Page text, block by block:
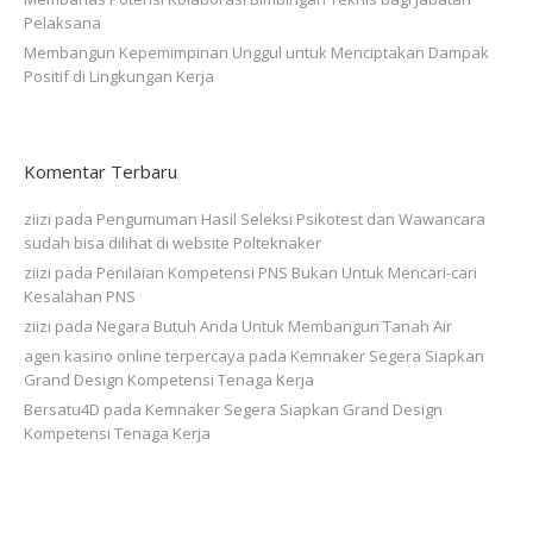
Pelaksana
Membangun Kepemimpinan Unggul untuk Menciptakan Dampak
Positif di Lingkungan Kerja
Komentar Terbaru
ziizi pada Pengumuman Hasil Seleksi Psikotest dan Wawancara
sudah bisa dilihat di website Polteknaker
ziizi pada Penilaian Kompetensi PNS Bukan Untuk Mencari-cari
Kesalahan PNS
ziizi pada Negara Butuh Anda Untuk Membangun Tanah Air
agen kasino online terpercaya pada Kemnaker Segera Siapkan
Grand Design Kompetensi Tenaga Kerja
Bersatu4D pada Kemnaker Segera Siapkan Grand Design
Kompetensi Tenaga Kerja